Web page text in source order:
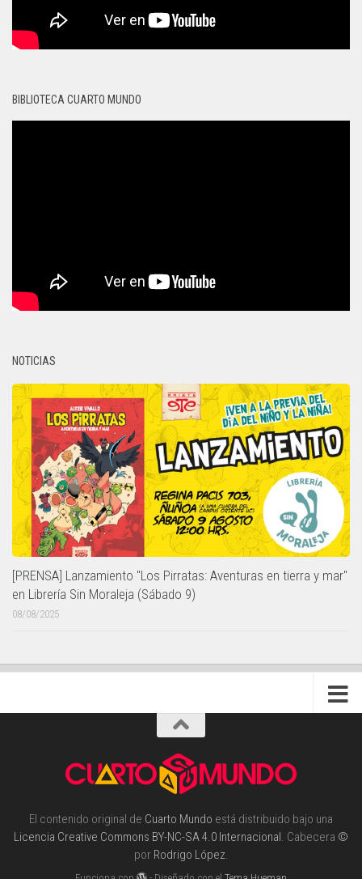
BIBLIOTECA CUARTO MUNDO
NOTICIAS
[PRENSA] Lanzamiento "Los Pirratas: Aventuras en tierra y mar"
en Librería Sin Moraleja (Sábado 9)
08/08/2025
El contenido original de Cuarto Mundo está distribuido bajo una
Licencia Creative Commons BY-NC-SA 4.0 Internacional . Cabecera ©
por Rodrigo López.